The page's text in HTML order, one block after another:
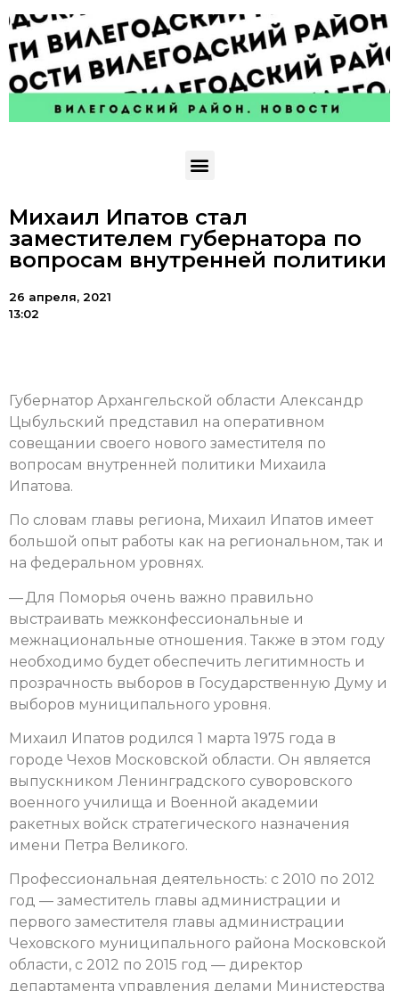
Михаил Ипатов стал
заместителем губернатора по
вопросам внутренней политики
26 апреля, 2021
13:02
Губернатор Архангельской области Александр
Цыбульский представил на оперативном
совещании своего нового заместителя по
вопросам внутренней политики Михаила
Ипатова.
По словам главы региона, Михаил Ипатов имеет
большой опыт работы как на региональном, так и
на федеральном уровнях.
— Для Поморья очень важно правильно
выстраивать межконфессиональные и
межнациональные отношения. Также в этом году
необходимо будет обеспечить легитимность и
прозрачность выборов в Государственную Думу и
выборов муниципального уровня.
Михаил Ипатов родился 1 марта 1975 года в
городе Чехов Московской области. Он является
выпускником Ленинградского суворовского
военного училища и Военной академии
ракетных войск стратегического назначения
имени Петра Великого.
Профессиональная деятельность: с 2010 по 2012
год — заместитель главы администрации и
первого заместителя главы администрации
Чеховского муниципального района Московской
области, с 2012 по 2015 год — директор
департамента управления делами Министерства